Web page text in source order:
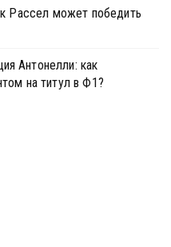
Рассел может победить
Антонелли: как
на титул в Ф1?